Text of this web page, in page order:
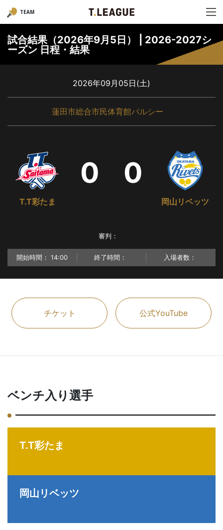
TEAM
試合結果（2026年9月5日） | 2026-2027シ
ーズン 日程・結果
2026年09月05日(土)
蓮田市総合市民体育館パルシー
T.T彩たま
0
岡山リベッツ
0
審判：
開始時間： 14:00 終了時間： 入場者数：
チケット 公式YouTube
ベンチ入り選手
T.T彩たま
岡山リベッツ